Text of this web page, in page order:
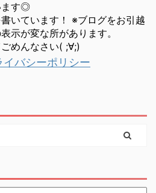
ます◎
いています！ ※ブログをお引越
示が変な所があります。
めんなさい( ;∀;)
バシーポリシー